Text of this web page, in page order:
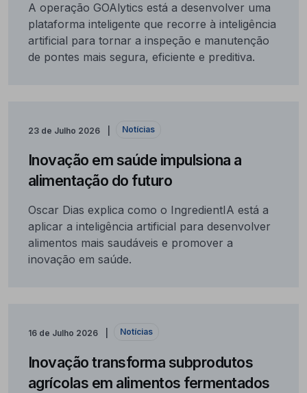
A operação GOAlytics está a desenvolver uma
plataforma inteligente que recorre à inteligência
artificial para tornar a inspeção e manutenção
de pontes mais segura, eficiente e preditiva.
23 de Julho 2026 Notícias
Inovação em saúde impulsiona a
alimentação do futuro
Oscar Dias explica como o IngredientIA está a
aplicar a inteligência artificial para desenvolver
alimentos mais saudáveis e promover a
inovação em saúde.
16 de Julho 2026 Notícias
Inovação transforma subprodutos
agrícolas em alimentos fermentados